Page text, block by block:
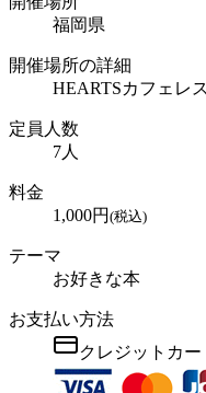
福岡県
開催場所の詳細
HEARTSカフェレ
定員人数
7人
料金
1,000円 (税込)
テーマ
お好きな本
お支払い方法
クレジットカー